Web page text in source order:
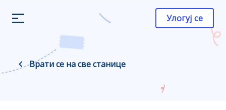
Улогуј се
Врати се на све станице